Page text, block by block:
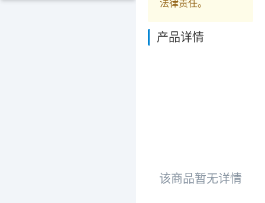
法律责任。
产品详情
该商品暂无详情